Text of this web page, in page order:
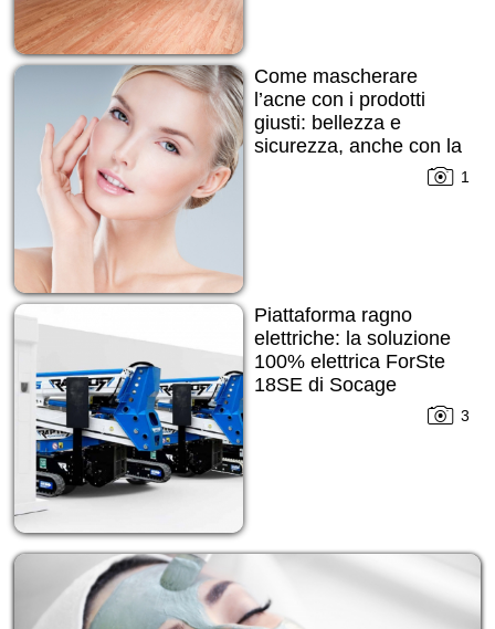
Come mascherare
l’acne con i prodotti
giusti: bellezza e
sicurezza, anche con la
1
Piattaforma ragno
elettriche: la soluzione
100% elettrica ForSte
18SE di Socage
3